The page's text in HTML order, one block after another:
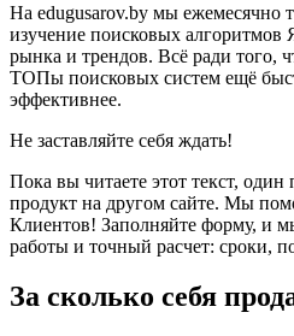
На edugusarov.by мы ежемесячно
изучение поисковых алгоритмов
рынка и трендов. Всё ради того,
ТОПы поисковых систем ещё
эффективнее.
Не заставляйте себя ждать!
Пока вы читаете этот текст,
продукт на другом сайте. Мы
Клиентов! Заполняйте форму, и
работы и точный расчет: сроки,
За сколько себя